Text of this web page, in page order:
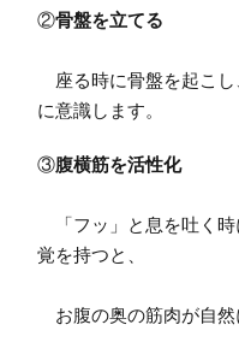
②骨盤を立てる
座る時に骨盤を起こし
に意識します。
③腹横筋を活性化
「フッ」と息を吐く時
覚を持つと、
お腹の奥の筋肉が自然